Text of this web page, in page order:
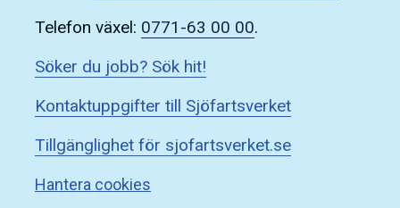
Telefon växel: 0771-63 00 00.
Söker du jobb? Sök hit!
Kontaktuppgifter till Sjöfartsverket
Tillgänglighet för sjofartsverket.se
Hantera cookies